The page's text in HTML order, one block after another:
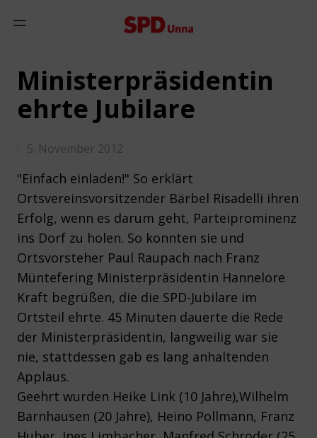
Mobiles Menü anzeigen
Ministerpräsidentin
ehrte Jubilare
5. November 2012
"Einfach einladen!" So erklärt
Ortsvereinsvorsitzender Bärbel Risadelli ihren
Erfolg, wenn es darum geht, Parteiprominenz
ins Dorf zu holen. So konnten sie und
Ortsvorsteher Paul Raupach nach Franz
Müntefering Ministerpräsidentin Hannelore
Kraft begrüßen, die die SPD-Jubilare im
Ortsteil ehrte. 45 Minuten dauerte die Rede
der Ministerpräsidentin, langweilig war sie
nie, stattdessen gab es lang anhaltenden
Applaus.
Geehrt wurden Heike Link (10 Jahre),Wilhelm
Barnhausen (20 Jahre), Heino Pollmann, Franz